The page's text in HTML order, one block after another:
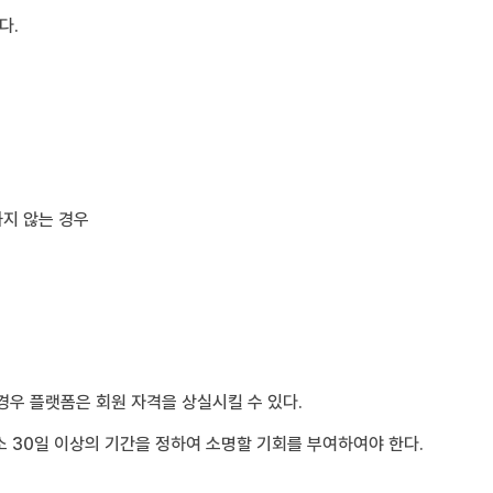
.
않는 경우
플랫폼은 회원 자격을 상실시킬 수 있다.
일 이상의 기간을 정하여 소명할 기회를 부여하여야 한다.